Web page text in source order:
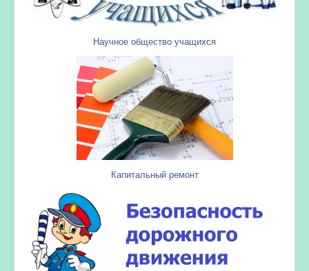
Научное общество учащихся
Капитальный ремонт